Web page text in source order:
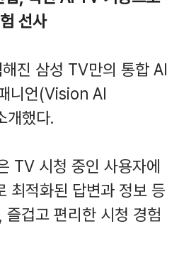
선사
진 삼성 TV만의 통합 AI
니언(Vision AI
개했다.
TV 시청 중인 사용자에
최적화된 답변과 정보 등
즐겁고 편리한 시청 경험